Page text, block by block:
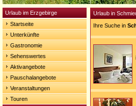
Urlaub im Erzgebirge
Startseite
Unterkünfte
Gastronomie
Sehenswertes
Aktivangebote
Pauschalangebote
Veranstaltungen
Touren
Urlaub in
Ihre Suche in